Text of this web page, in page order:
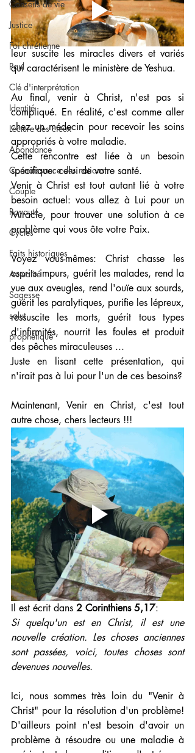
Conseils de vie
Justice
Foi chrétienne
Paul
Clé d'interprétation
Identité
Lecture des cieux
Abondance
Connaissance des nations
Couple
Royauté
Cycles
Faits historiques
Actualité
Sagesse
salut
prophétique
leur suscite les miracles divers et variés
qui caractérisent le ministère de Yeshua.
Au final, venir à Christ, n'est pas si
compliqué. En réalité, c'est comme aller
chez un médecin pour recevoir les soins
appropriés à votre maladie.
Cette rencontre est liée à un besoin
spécifique: celui de votre santé.
Venir à Christ est tout autant lié à votre
besoin actuel: vous allez à Lui pour un
Miracle, pour trouver une solution à ce
problème qui vous ôte votre Paix.
Voyez vous-mêmes: Christ chasse les
esprits impurs, guérit les malades, rend la
vue aux aveugles, rend l'ouïe aux sourds,
guérit les paralytiques, purifie les lépreux,
ressuscite les morts, guérit tous types
d'infirmités, nourrit les foules et produit
des pêches miraculeuses ...
Juste en lisant cette présentation, qui
Maintenant, Venir en Christ, c'est tout
autre chose, chers lecteurs !!!
Il est écrit dans 2 Corinthiens 5,17:
Si quelqu'un est en Christ, il est une
nouvelle création. Les choses anciennes
sont passées, voici, toutes choses sont
devenues nouvelles.
Ici, nous sommes très loin du "Venir à
Christ" pour la résolution d'un problème!
D'ailleurs point n'est besoin d'avoir un
problème à résoudre ou une maladie à